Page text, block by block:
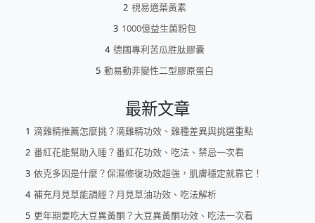
視易適葉黃素
1000億益生菌粉包
德國專利苦瓜胜肽膠囊
動易動非變性二型膠原蛋白
最新文章
滴雞精推薦怎麼挑？滴雞精功效、雞種差異與挑選重點
番紅花能幫助入睡？番紅花功效、吃法、禁忌一次看
依克多因是什麼？保濕修復功效超強，肌膚穩定就靠它！
補充月見草能調經？月見草油功效、吃法解析
更年期要吃大豆異黃酮？大豆異黃酮功效、吃法一次看